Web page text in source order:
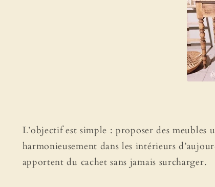
L’objectif est simple : proposer des
harmonieusement dans les intérieurs
apportent du cachet sans jamais surcharger.